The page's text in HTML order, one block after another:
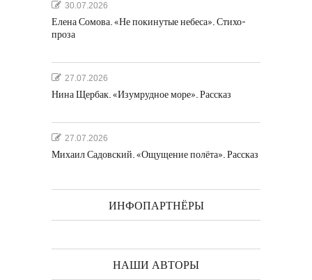
30.07.2026
Елена Сомова. «Не покинутые небеса». Стихо-
проза
27.07.2026
Нина Щербак. «Изумрудное море». Рассказ
27.07.2026
Михаил Садовский. «Ощущение полёта». Рассказ
ИНФОПАРТНЁРЫ
НАШИ АВТОРЫ